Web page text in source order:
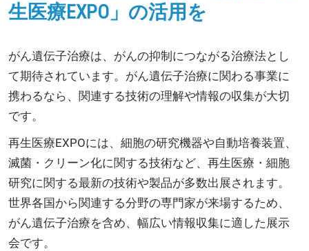
生医療EXPO」の活用を
がん遺伝子治療は、がんの抑制につながる治療法とし
て期待されています。がん遺伝子治療に関わる事業に
携わるなら、関連する技術の理解や情報の収集が大切
です。
再生医療EXPOには、細胞の研究機器や自動培養装置、
滅菌・クリーン化に関する技術など、再生医療・細胞
研究に関する最新の技術や製品が多数出展されます。
世界各国から関連する分野の専門家が来場するため、
がん遺伝子治療を含め、幅広い情報収集に適した展示
会です。